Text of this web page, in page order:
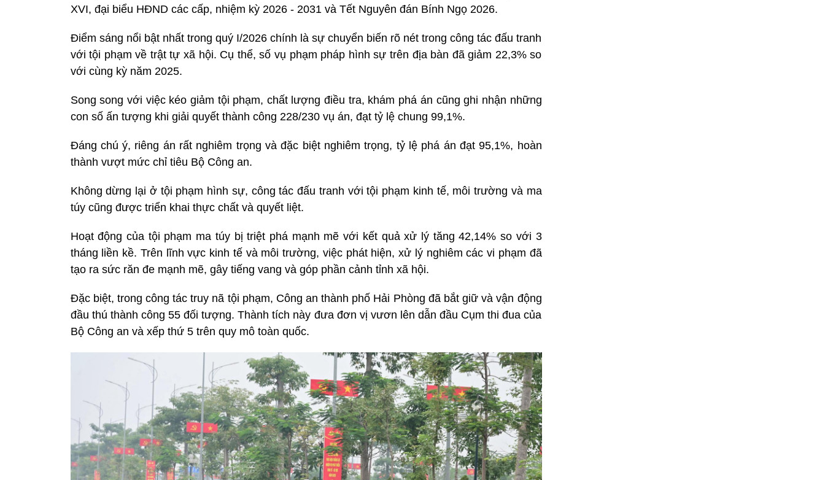
XVI, đại biểu HĐND các cấp, nhiệm kỳ 2026 - 2031 và Tết Nguyên đán Bính Ngọ 2026.
Điểm sáng nổi bật nhất trong quý I/2026 chính là sự chuyển biến rõ nét trong công tác đấu tranh
với tội phạm về trật tự xã hội. Cụ thể, số vụ phạm pháp hình sự trên địa bàn đã giảm 22,3% so
với cùng kỳ năm 2025.
Song song với việc kéo giảm tội phạm, chất lượng điều tra, khám phá án cũng ghi nhận những
con số ấn tượng khi giải quyết thành công 228/230 vụ án, đạt tỷ lệ chung 99,1%.
Đáng chú ý, riêng án rất nghiêm trọng và đặc biệt nghiêm trọng, tỷ lệ phá án đạt 95,1%, hoàn
thành vượt mức chỉ tiêu Bộ Công an.
Không dừng lại ở tội phạm hình sự, công tác đấu tranh với tội phạm kinh tế, môi trường và ma
túy cũng được triển khai thực chất và quyết liệt.
Hoạt động của tội phạm ma túy bị triệt phá mạnh mẽ với kết quả xử lý tăng 42,14% so với 3
tháng liền kề. Trên lĩnh vực kinh tế và môi trường, việc phát hiện, xử lý nghiêm các vi phạm đã
tạo ra sức răn đe mạnh mẽ, gây tiếng vang và góp phần cảnh tỉnh xã hội.
Đặc biệt, trong công tác truy nã tội phạm, Công an thành phố Hải Phòng đã bắt giữ và vận động
đầu thú thành công 55 đối tượng. Thành tích này đưa đơn vị vươn lên dẫn đầu Cụm thi đua của
Bộ Công an và xếp thứ 5 trên quy mô toàn quốc.